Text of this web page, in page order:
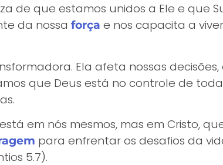
de que estamos unidos a Ele e que
da nossa força e nos capacita a
Ela afeta nossas
que Deus está no controle de
em nós mesmos, mas em Cristo,
para enfrentar os desafios da
5.7).